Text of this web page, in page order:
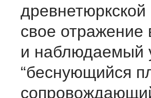
свое отражение
и наблюдаемый
“беснующийся